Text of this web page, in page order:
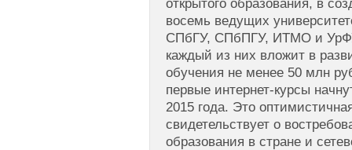
открытого образования, в
восемь ведущих
СПбГУ, СПбПГУ, ИТМО и
каждый из них вложит в
обучения не менее 50 млн
первые интернет-курсы
2015 года. Это
свидетельствует о
образования в стране и